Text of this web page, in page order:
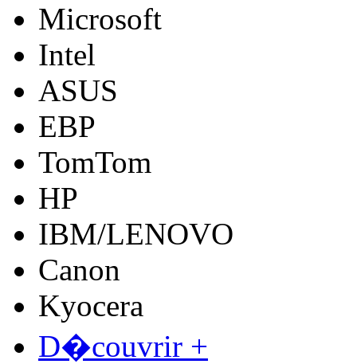
Microsoft
Intel
ASUS
EBP
TomTom
HP
IBM/LENOVO
Canon
Kyocera
D�couvrir +